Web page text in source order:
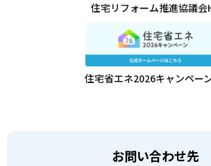
住宅リフォーム推進協議会
住宅省エネ2026キャンペー
お問い合わせ先